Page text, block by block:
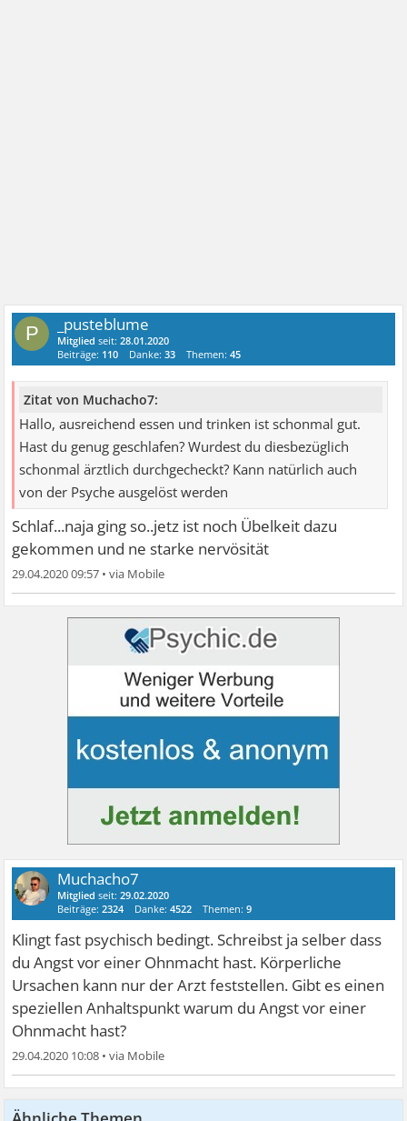
P _pusteblume
Mitglied seit:28.01.2020
Beiträge: 110 Danke:33 Themen:45
Zitat von Muchacho7:
Hallo, ausreichend essen und trinken ist schonmal gut.
Hast du genug geschlafen? Wurdest du diesbezüglich
schonmal ärztlich durchgecheckt? Kann natürlich auch
von der Psyche ausgelöst werden
Schlaf...naja ging so..jetz ist noch Übelkeit dazu
gekommen und ne starke nervösität
29.04.2020 09:57 •
Muchacho7
Mitglied seit:29.02.2020
Beiträge:2324 Danke:4522 Themen:9
Klingt fast psychisch bedingt. Schreibst ja selber dass
du Angst vor einer Ohnmacht hast. Körperliche
Ursachen kann nur der Arzt feststellen. Gibt es einen
speziellen Anhaltspunkt warum du Angst vor einer
Ohnmacht hast?
29.04.2020 10:08 •